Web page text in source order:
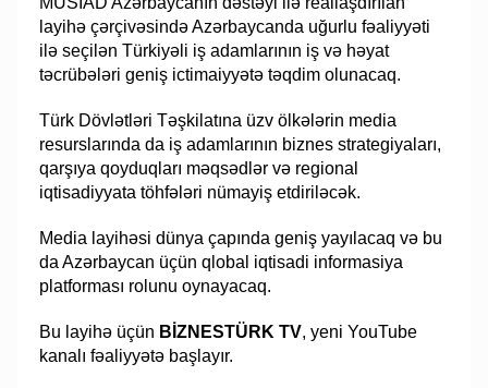
layihə çərçivəsində Azərbaycanda uğurlu fəaliyyəti
ilə seçilən Türkiyəli iş adamlarının iş və həyat
təcrübələri geniş ictimaiyyətə təqdim olunacaq.
Türk Dövlətləri Təşkilatına üzv ölkələrin media
resurslarında da iş adamlarının biznes strategiyaları,
qarşıya qoyduqları məqsədlər və regional
iqtisadiyyata töhfələri nümayiş etdiriləcək.
Media layihəsi dünya çapında geniş yayılacaq və bu
da Azərbaycan üçün qlobal iqtisadi informasiya
platforması rolunu oynayacaq.
Bu layihə üçün BİZNESTÜRK TV, yeni YouTube
kanalı fəaliyyətə başlayır.